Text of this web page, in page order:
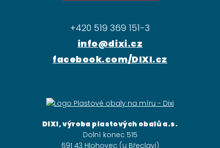
+420 519 369 151-3
info@dixi.cz
facebook.com/DIXI.cz
DIXI, výroba plastových obalů a.s.
Dolní konec 515
691 43 Hlohovec (u Břeclavi)